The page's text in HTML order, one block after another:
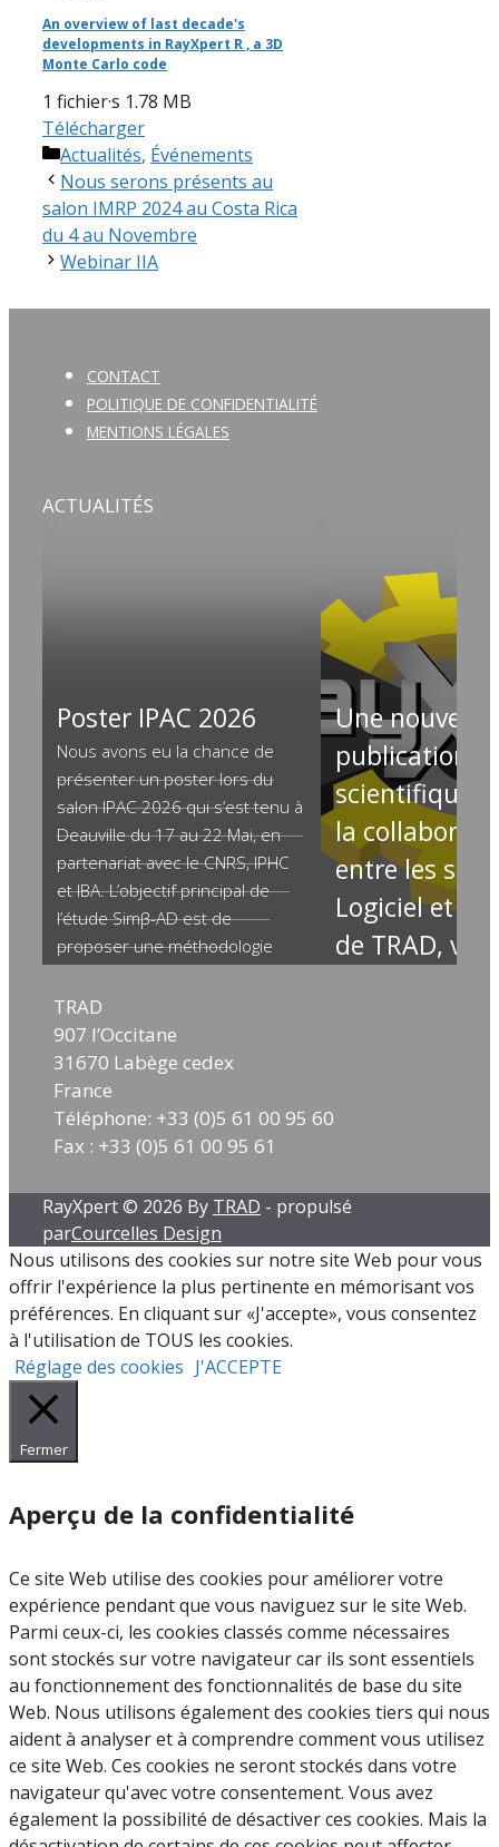
An overview of last decade's
developments in RayXpert R , a 3D
Monte Carlo code
1 fichier·s 1.78 MB
Télécharger
Catégories
Actualités, Événements
Nous serons présents au
salon IMRP 2024 au Costa Rica
du 4 au Novembre
Webinar IIA
CONTACT
POLITIQUE DE CONFIDENTIALITÉ
MENTIONS LÉGALES
ACTUALITÉS
Poster IPAC 2026
Nous avons eu la chance de
présenter un poster lors du
salon IPAC 2026 qui s’est tenu à
Deauville du 17 au 22 Mai, en
partenariat avec le CNRS, IPHC
et IBA. L’objectif principal de
l’étude Simβ-AD est de
proposer une méthodologie
des déchets radioactifs produits
par les installations de
cyclotrons, en combinant des
codes Monte-Carlo et des
détecteurs de neutrons actifs
https://www.linkedin.com/posts/poster-
7468240847751376896-sfl3/?
[...]Lire la suite..
Une nouvelle
publication
scientifique,
la
entre les
Logiciel et
de TRAD,
comparaison inédite
cartes d’importance
améliorer les
simulations Monte
implémentée dans
et celle de TRIPOLI-
performance pour
gain supérieur à
par les autres codes
Ces résultats
l’efficacité de notre
innovante et nous
dans le choix de
basé sur la théorie
Cette étude,
positionnement en
TRAD
907 l’Occitane
31670 Labège cedex
France
Téléphone: +33 (0)5 61 00 95 60
Fax : +33 (0)5 61 00 95 61
RayXpert © 2026 By TRAD - propulsé
parCourcelles Design
Nous utilisons des cookies sur notre site Web pour vous
offrir l'expérience la plus pertinente en mémorisant vos
préférences. En cliquant sur «J'accepte», vous consentez
à l'utilisation de TOUS les cookies.
Réglage des cookies J'ACCEPTE
Fermer
Aperçu de la confidentialité
Ce site Web utilise des cookies pour améliorer votre
expérience pendant que vous naviguez sur le site Web.
Parmi ceux-ci, les cookies classés comme nécessaires
sont stockés sur votre navigateur car ils sont essentiels
au fonctionnement des fonctionnalités de base du site
Web. Nous utilisons également des cookies tiers qui nous
aident à analyser et à comprendre comment vous utilisez
ce site Web. Ces cookies ne seront stockés dans votre
navigateur qu'avec votre consentement. Vous avez
également la possibilité de désactiver ces cookies. Mais la